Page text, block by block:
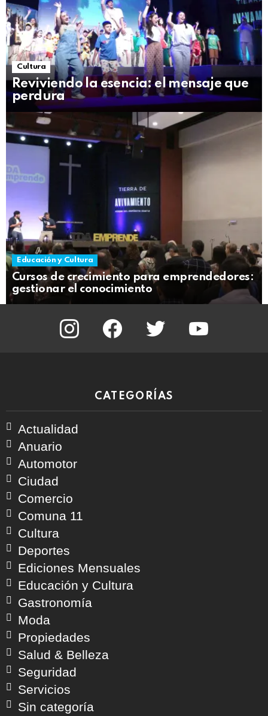
Cultura
Reviviendo la esencia: el mensaje que
perdura
Educación y Cultura
Cursos de crecimiento para emprendedores:
gestionar el conocimiento
instagram facebook twitter
CATEGORÍAS
Actualidad
Anuario
Automotor
Ciudad
Comercio
Comuna 11
Cultura
Deportes
Ediciones Mensuales
Educación y Cultura
Gastronomía
Moda
Propiedades
Salud & Belleza
Seguridad
Servicios
Sin categoría